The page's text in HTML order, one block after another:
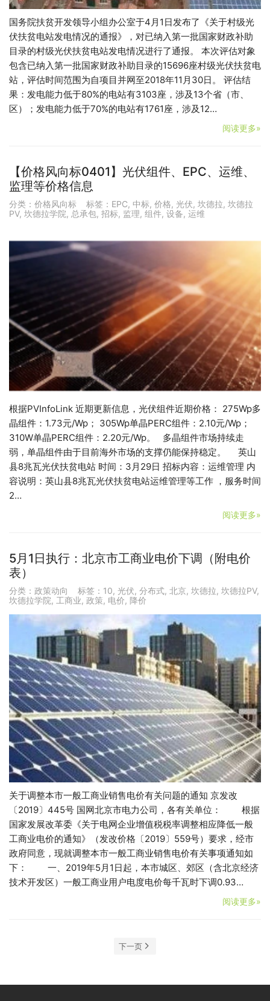
国务院扶贫开发领导小组办公室于4月1日发布了《关于村级光
伏扶贫电站发电情况的通报》，对已纳入第一批国家财政补助
目录的村级光伏扶贫电站发电情况进行了通报。 本次评估对象
包含已纳入第一批国家财政补助目录的15696座村级光伏扶贫电
站，评估时间范围为自项目并网至2018年11月30日。 评估结
果：发电能力低于80%的电站有3103座，涉及13个省（市、
区）；发电能力低于70%的电站有1761座，涉及12…
阅读更多»
【价格风向标0401】光伏组件、EPC、运维、
监理等价格信息
分类： 价格风向标 标签： EPC, 中标, 价格, 光伏, 坎德拉, 坎德拉
PV, 坎德拉学院, 总承包, 招标, 监理, 组件, 设备, 运维
根据PVInfoLink 近期更新信息，光伏组件近期价格： 275Wp多
晶组件：1.73元/Wp； 305Wp单晶PERC组件：2.10元/Wp；
310W单晶PERC组件：2.20元/Wp。 多晶组件市场持续走
弱，单晶组件由于目前海外市场的支撑仍能保持稳定。 英山
县8兆瓦光伏扶贫电站 时间：3月29日 招标内容：运维管理 内
容说明：英山县8兆瓦光伏扶贫电站运维管理等工作 ，服务时间
2…
阅读更多»
5月1日执行：北京市工商业电价下调（附电价
表）
分类： 政策动向 标签： 10, 光伏, 分布式, 北京, 坎德拉, 坎德拉PV,
坎德拉学院, 工商业, 政策, 电价, 降价
关于调整本市一般工商业销售电价有关问题的通知 京发改
〔2019〕445号 国网北京市电力公司，各有关单位： 根据
国家发展改革委《关于电网企业增值税税率调整相应降低一般
工商业电价的通知》（发改价格〔2019〕559号）要求，经市
政府同意，现就调整本市一般工商业销售电价有关事项通知如
下： 一、2019年5月1日起，本市城区、郊区（含北京经济
技术开发区）一般工商业用户电度电价每千瓦时下调0.93…
阅读更多»
下一页